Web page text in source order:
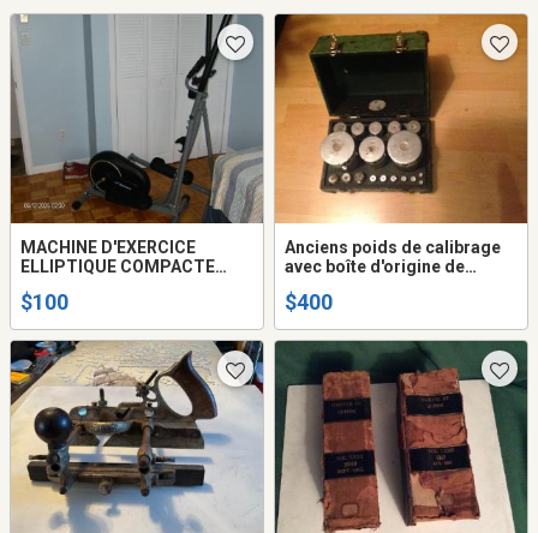
MACHINE D'EXERCICE
ELLIPTIQUE COMPACTE
$100
Anciens poids de calibrage
avec boîte d'origine de
$400